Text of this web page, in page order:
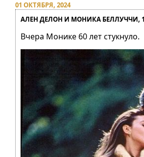
01 ОКТЯБРЯ, 2024
АЛЕН ДЕЛОН И МОНИКА БЕЛЛУЧЧИ,
Вчера Монике 60 лет стукнуло.